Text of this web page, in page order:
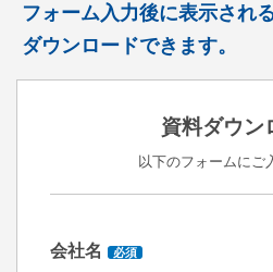
フォーム入力後に表示され
ダウンロードできます。
資料ダウン
以下のフォームにご
会社名 必須